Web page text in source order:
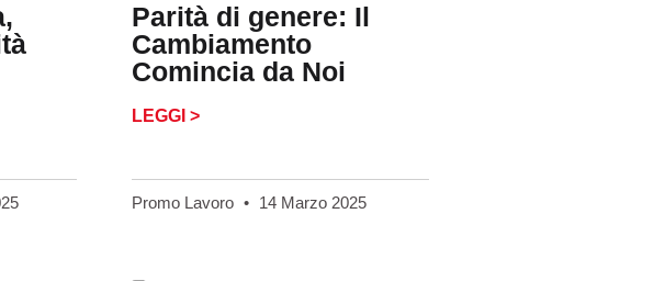
Parità di genere: Il
Cambiamento
Comincia da Noi
LEGGI >
Promo Lavoro 14 Marzo 2025